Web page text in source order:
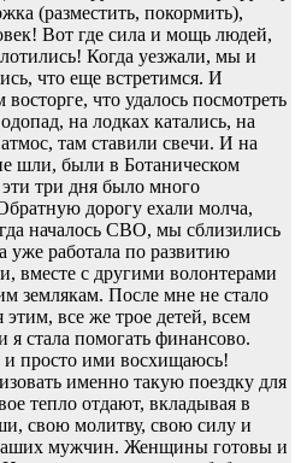
(разместить, покормить),
Вот где сила и мощь людей,
Когда уезжали, мы и
что еще встретимся. И
что удалось посмотреть
на лодках катались, на
там ставили свечи. И на
шли, были в Ботаническом
три дня было много
дорогу ехали молча,
началось СВО, мы сблизились
уже работала по развитию
вместе с другими волонтерами
землякам. После мне не стало
этим, все же трое детей, всем
стала помогать финансово.
просто ими восхищаюсь!
именно такую поездку для
тепло отдают, вкладывая в
свою молитву, свою силу и
мужчин. Женщины готовы и